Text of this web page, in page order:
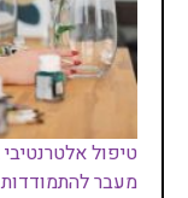
טיפול
מעבר